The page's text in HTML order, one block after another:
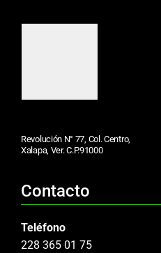
Revolución N° 77, Col. Centro,
Xalapa, Ver. C.P.91000
Contacto
Teléfono
228 365 01 75